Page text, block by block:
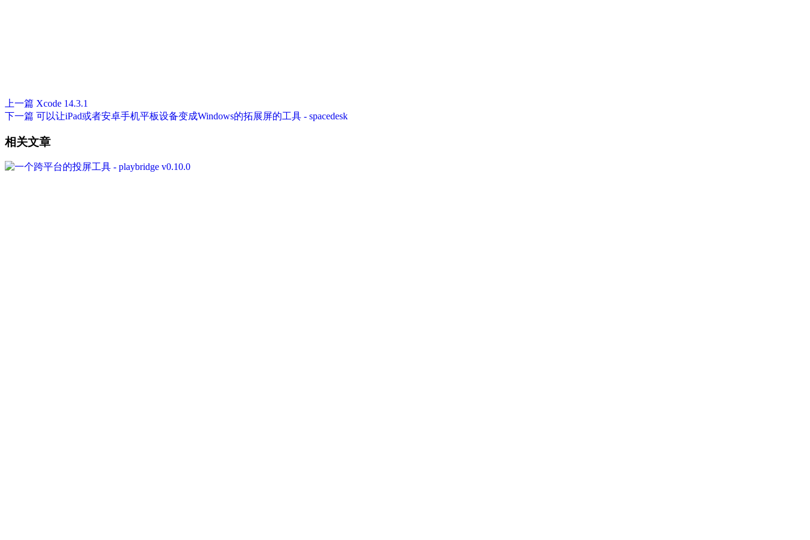
上一篇 Xcode 14.3.1
下一篇 可以让iPad或者安卓手机平板设备变成Windows的拓展屏的工具 - spacedesk
相关文章